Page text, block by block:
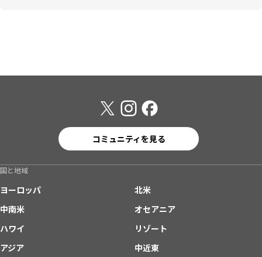
コミュニティを見る
国と地域
ヨーロッパ
北米
中南米
オセアニア
ハワイ
リゾート
アジア
中近東